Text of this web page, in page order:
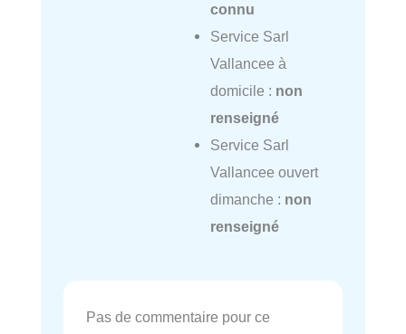
connu
Service Sarl
Vallancee à
domicile : non
renseigné
Service Sarl
Vallancee ouvert
dimanche : non
renseigné
Pas de commentaire pour ce